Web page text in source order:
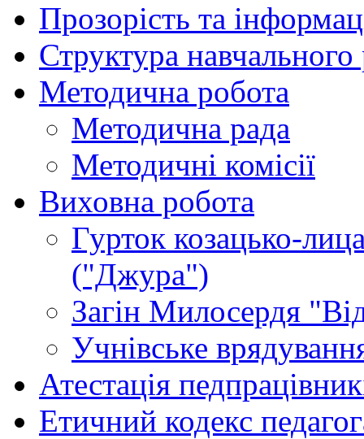
Прозорість та
Структура навчального
Методична робота
Методична рада
Методичні комісії
Виховна робота
Гурток козацько-
("Джура")
Загін Милосердя
Учнівське
Атестація
Етичний кодекс